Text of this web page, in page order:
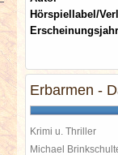
Hörspiellabel/
Erscheinungsjahr
Erbarmen -
Krimi u. Thriller
Michael